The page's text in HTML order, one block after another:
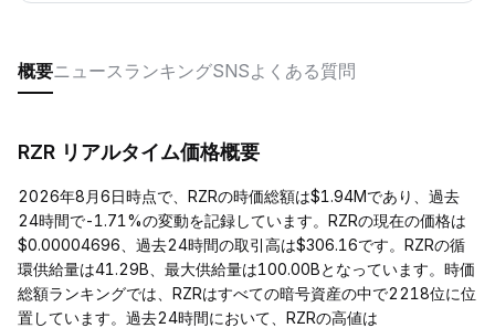
概要ニュース ランキングSNSよくある質問
RZR リアルタイム価格概要
2026年8月6日時点で、RZRの時価総額は$1.94Mであり、過去
24時間で-1.71%の変動を記録しています。RZRの現在の価格は
$0.00004696、過去24時間の取引高は$306.16です。RZRの循
環供給量は41.29B、最大供給量は100.00Bとなっています。時価
総額ランキングでは、RZRはすべての暗号資産の中で2218位に位
置しています。過去24時間において、RZRの高値は